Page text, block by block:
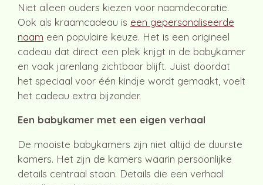
Niet alleen ouders kiezen voor naamdecoratie.
Ook als kraamcadeau is een gepersonaliseerde
naam een populaire keuze. Het is een origineel
cadeau dat direct een plek krijgt in de babykamer
en vaak jarenlang zichtbaar blijft. Juist doordat
het speciaal voor één kindje wordt gemaakt, voelt
het cadeau extra bijzonder.
Een babykamer met een eigen verhaal
De mooiste babykamers zijn niet altijd de duurste
kamers. Het zijn de kamers waarin persoonlijke
details centraal staan. Details die een verhaal